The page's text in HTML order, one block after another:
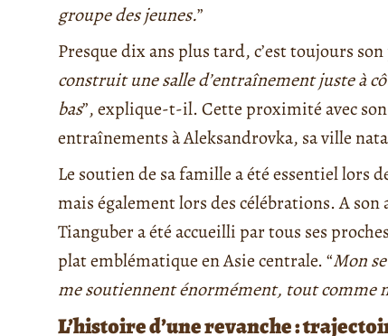
groupe des jeunes.”
Presque dix ans plus tard, c’est toujours
construit une salle d’entraînement juste à
bas”, explique-t-il. Cette proximité avec
entraînements à Aleksandrovka, sa ville
Le soutien de sa famille a été essentiel lors
mais également lors des célébrations. A
Tianguber a été accueilli par tous ses
plat emblématique en Asie centrale. “Mon
me soutiennent énormément, tout comme
L’histoire d’une revanche :